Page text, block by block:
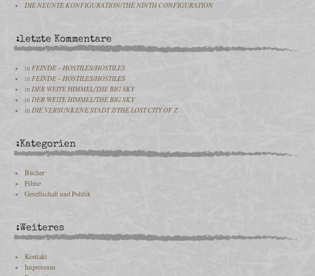
DIE NEUNTE KONFIGURATION/THE NINTH CONFIGURATION
:letzte Kommentare
inFEINDE – HOSTILES/HOSTILES
inFEINDE – HOSTILES/HOSTILES
inDER WEITE HIMMEL/THE BIG SKY
in DER WEITE HIMMEL/THE BIG SKY
inDIE VERSUNKENE STADT Z/THE LOST CITY OF Z
:Kategorien
Bücher
Filme
Gesellschaft und Politik
:Weiteres
Kontakt
Impressum